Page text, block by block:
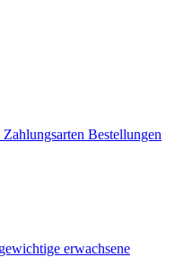
Zahlungsarten Bestellungen
erwachsene